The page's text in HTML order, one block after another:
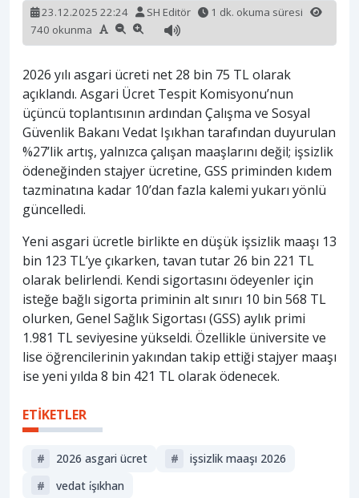
23.12.2025 22:24 SH Editör
1 dk. okuma süresi
740 okunma
2026 yılı asgari ücreti net 28 bin 75 TL olarak
açıklandı. Asgari Ücret Tespit Komisyonu’nun
üçüncü toplantısının ardından Çalışma ve Sosyal
Güvenlik Bakanı Vedat Işıkhan tarafından duyurulan
%27’lik artış, yalnızca çalışan maaşlarını değil; işsizlik
ödeneğinden stajyer ücretine, GSS priminden kıdem
tazminatına kadar 10’dan fazla kalemi yukarı yönlü
güncelledi.
Yeni asgari ücretle birlikte en düşük işsizlik maaşı 13
bin 123 TL’ye çıkarken, tavan tutar 26 bin 221 TL
olarak belirlendi. Kendi sigortasını ödeyenler için
isteğe bağlı sigorta priminin alt sınırı 10 bin 568 TL
olurken, Genel Sağlık Sigortası (GSS) aylık primi
1.981 TL seviyesine yükseldi. Özellikle üniversite ve
lise öğrencilerinin yakından takip ettiği stajyer maaşı
ise yeni yılda 8 bin 421 TL olarak ödenecek.
ETİKETLER
# 2026 asgari ücret #
işsizlik maaşı 2026
#
vedat i̇şıkhan